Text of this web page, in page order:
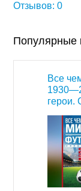
Отзывов: 0
Популярные
Все
герои.